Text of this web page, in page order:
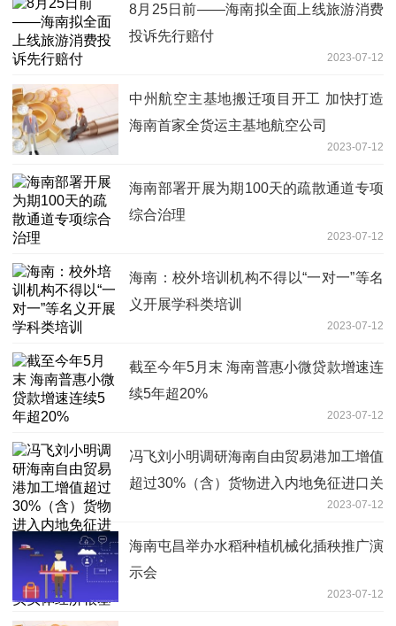
8月25日前——海南拟全面上线旅游消费
投诉先行赔付
2023-07-12
中州航空主基地搬迁项目开工 加快打造
海南首家全货运主基地航空公司
2023-07-12
海南部署开展为期100天的疏散通道专项
综合治理
2023-07-12
海南：校外培训机构不得以“一对一”等名
义开展学科类培训
2023-07-12
截至今年5月末 海南普惠小微贷款增速连
续5年超20%
2023-07-12
​冯飞刘小明调研海南自由贸易港加工增值
超过30%（含）货物进入内地免征进口关
税政策落地工作时指出 充分释放政策红
利 夯实实体经济根基
2023-07-12
海南屯昌举办水稻种植机械化插秧推广演
示会
2023-07-12